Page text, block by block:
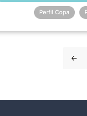
Perfil Copa
←